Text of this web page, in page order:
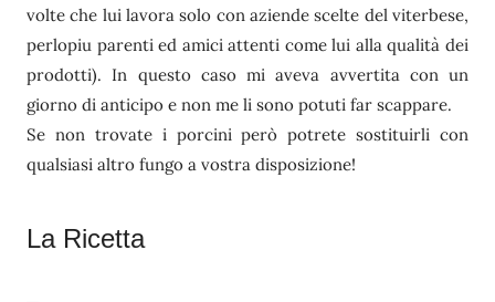
volte che lui lavora solo con aziende scelte del viterbese,
perlopiu parenti ed amici attenti come lui alla qualità dei
prodotti). In questo caso mi aveva avvertita con un
giorno di anticipo e non me li sono potuti far scappare.
Se non trovate i porcini però potrete sostituirli con
qualsiasi altro fungo a vostra disposizione!
La Ricetta